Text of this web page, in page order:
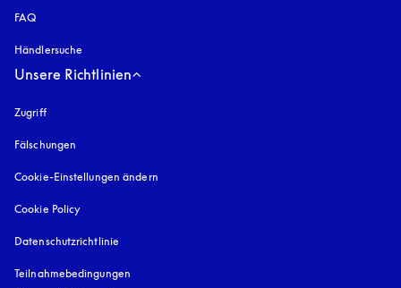
FAQ
Händlersuche
Unsere Richtlinien
Zugrifföffnet sich in einem neuen Tab
Fälschungen
Cookie-Einstellungen ändern
Cookie Policy
Datenschutzrichtlinie
Teilnahmebedingungen